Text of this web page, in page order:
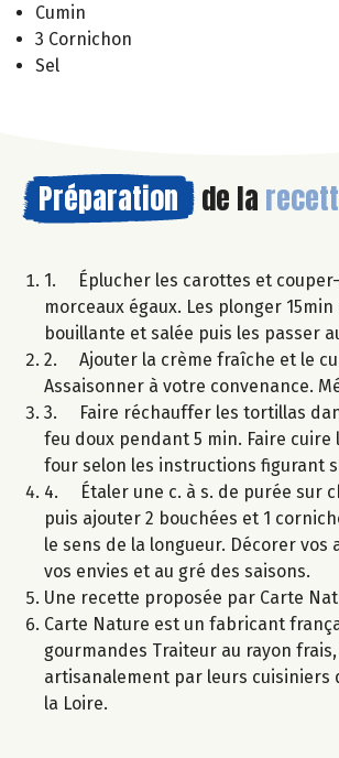
Cumin
3 Cornichon
Sel
Préparation de la
1. Éplucher les carottes et
morceaux égaux. Les plonger
bouillante et salée puis les passer
2. Ajouter la crème fraîche et le
Assaisonner à votre convenance.
3. Faire réchauffer les tortillas
feu doux pendant 5 min. Faire cuire
four selon les instructions figurant
4. Étaler une c. à s. de purée sur
puis ajouter 2 bouchées et 1
le sens de la longueur. Décorer vos
vos envies et au gré des saisons.
Une recette proposée par Carte
Carte Nature est un fabricant
gourmandes Traiteur au rayon
artisanalement par leurs cuisiniers
la Loire.